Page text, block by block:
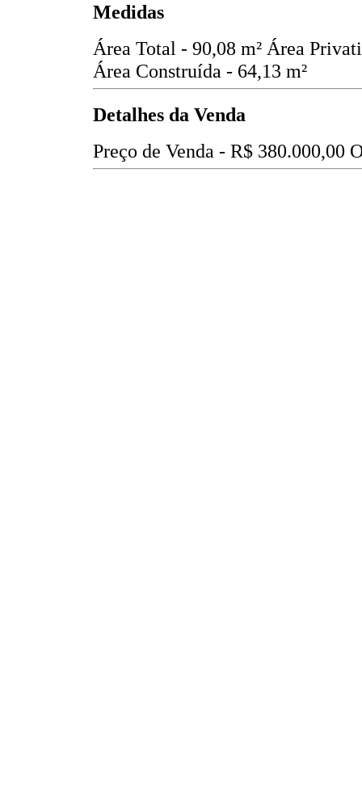
Medidas
Área Total - 90,08 m² Área
Área Construída - 64,13 m²
Detalhes da Venda
Preço de Venda - R$ 380.000,00